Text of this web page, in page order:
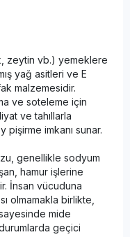
zeytin vb.) yemeklere
yağ asitleri ve E
malzemesidir.
ve soteleme için
ve tahıllarla
pişirme imkanı sunar.
genellikle sodyum
hamur işlerine
İnsan vücuduna
olmamakla birlikte,
mide
geçici